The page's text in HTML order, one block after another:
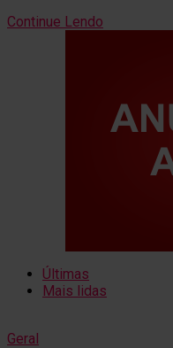
Continue Lendo
Últimas
Mais lidas
Geral